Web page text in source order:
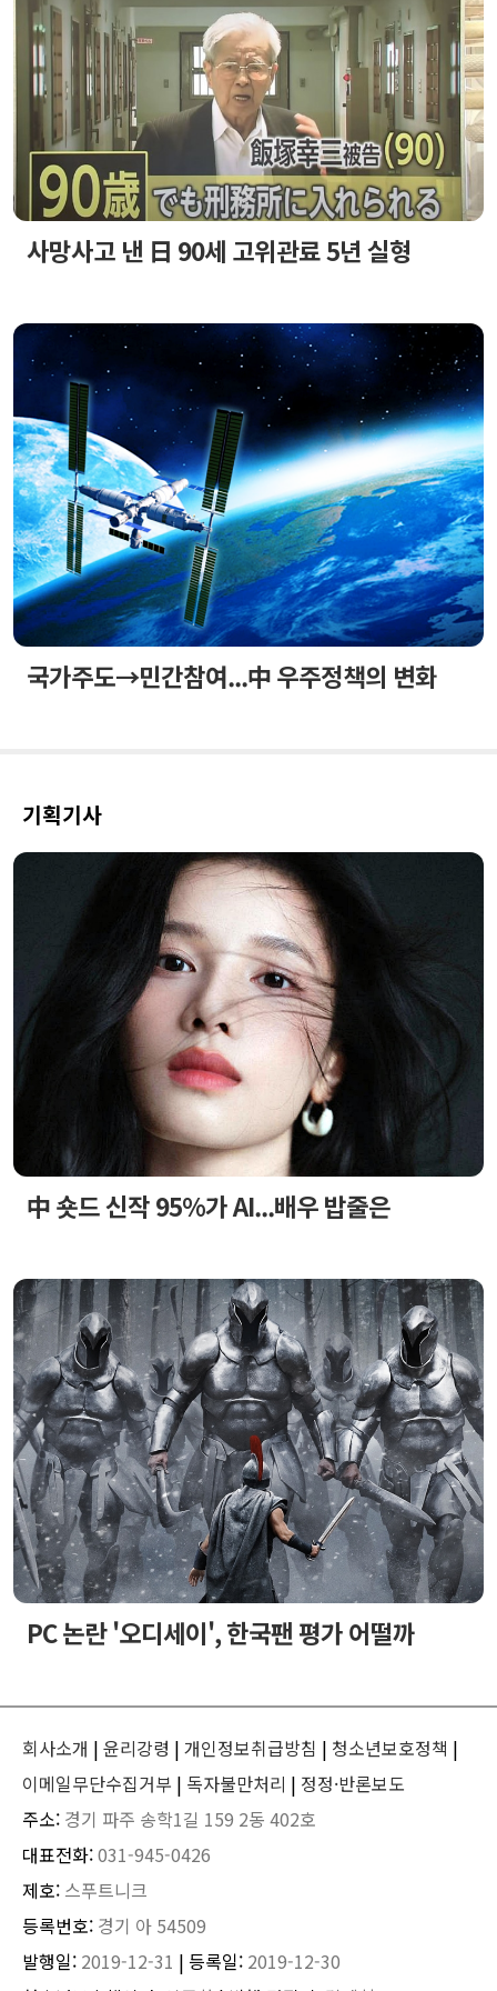
사망사고 낸 日 90세 고위관료 5년 실형
국가주도→민간참여...中 우주정책의 변화
기획기사
中 숏드 신작 95%가 AI...배우 밥줄은
PC 논란 '오디세이', 한국팬 평가 어떨까
회사소개 | 윤리강령 | 개인정보취급방침 | 청소년보호정책 |
이메일무단수집거부 | 독자불만처리 | 정정·반론보도
주소: 경기 파주 송학1길 159 2동 402호
대표전화:031-945-0426
제호: 스푸트니크
등록번호: 경기 아 54509
발행일: 2019-12-31 | 등록일: 2019-12-30